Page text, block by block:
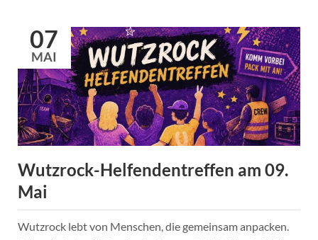
Bands
für
Wutzrock
2026
sind
da!
07
MAI
Wutzrock-Helfendentreffen am 09.
Mai
Wutzrock lebt von Menschen, die gemeinsam anpacken.